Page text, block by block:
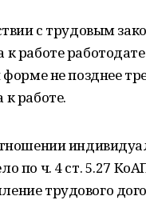
с трудовым
работе
не позднее
работе.
по ч. 4 ст. 5.27
трудового